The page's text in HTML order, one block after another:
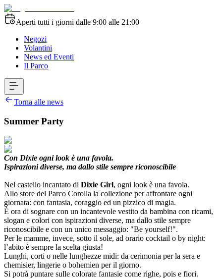
Aperti tutti i giorni dalle 9:00 alle 21:00
Negozi
Volantini
News ed Eventi
Il Parco
Torna alle news
Summer Party
Con Dixie ogni look è una favola.
Ispirazioni diverse, ma dallo stile sempre riconoscibile
Nel castello incantato di Dixie Girl, ogni look è una favola.
Allo store del Parco Corolla la collezione per affrontare ogni
giornata: con fantasia, coraggio ed un pizzico di magia.
È ora di sognare con un incantevole vestito da bambina con ricami,
slogan e colori con ispirazioni diverse, ma dallo stile sempre
riconoscibile e con un unico messaggio: "Be yourself!".
Per le mamme, invece, sotto il sole, ad orario cocktail o by night:
l’abito è sempre la scelta giusta!
Lunghi, corti o nelle lunghezze midi: da cerimonia per la sera e
chemisier, lingerie o bohemien per il giorno.
Si potrà puntare sulle colorate fantasie come righe, pois e fiori.